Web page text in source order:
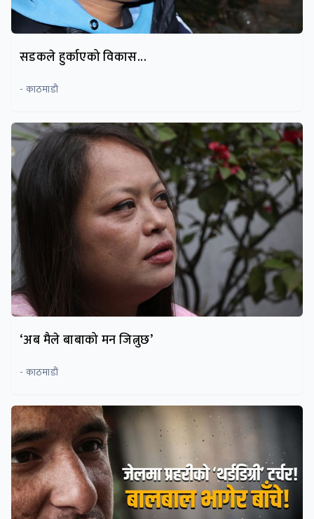
सडकले हुर्काएको विकास...
- काठमाडाैं
‘अब मैले बाबाको मन जित्नुछ’
- काठमाडाैं